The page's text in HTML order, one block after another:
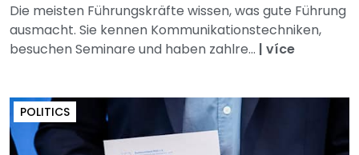
Die meisten Führungskräfte wissen, was gute Führung
ausmacht. Sie kennen Kommunikationstechniken,
besuchen Seminare und haben zahlre... | více
POLITICS